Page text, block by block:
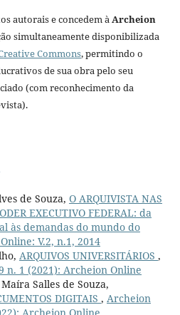
autorais e concedem àArcheion
simultaneamente disponibilizada
Commons, permitindo o
de sua obra pelo seu
(com reconhecimento da
de Souza, O ARQUIVISTA NAS
EXECUTIVO FEDERAL: da
às demandas do mundo do
V.2, n.1, 2014
ARQUIVOS UNIVERSITÁRIOS ,
n. 1 (2021): Archeion Online
Salles de Souza,
DIGITAIS , Archeion